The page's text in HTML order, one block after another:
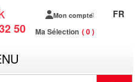
50
Mon compte
Ma Sélection 0
FR